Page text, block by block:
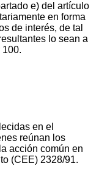
e) del artículo
en forma
de interés, de tal
lo sean a
100.
en el
reúnan los
acción común en
(CEE) 2328/91.